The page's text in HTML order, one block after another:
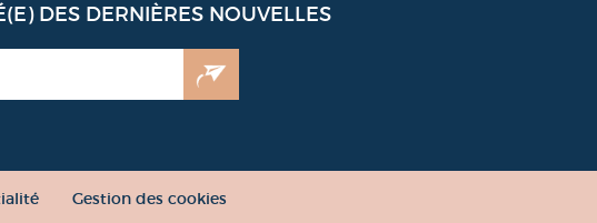
DES DERNIÈRES NOUVELLES
Gestion des cookies